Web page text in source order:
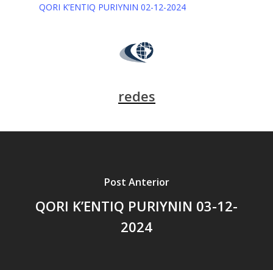
QORI K’ENTIQ PURIYNIN 02-12-2024
redes
Post Anterior
QORI K’ENTIQ PURIYNIN 03-12-
2024